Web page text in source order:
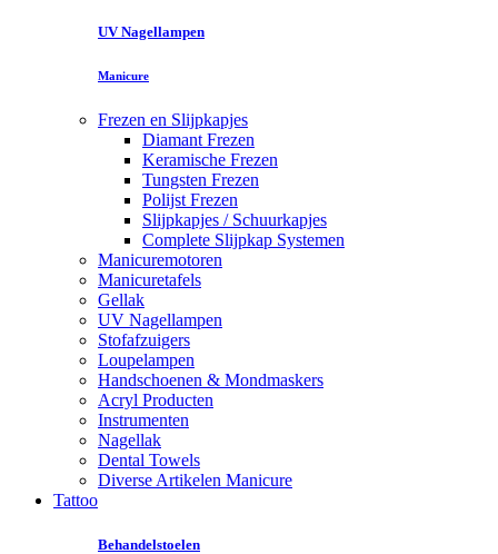
UV Nagellampen
Manicure
Frezen en Slijpkapjes
Diamant Frezen
Keramische Frezen
Tungsten Frezen
Polijst Frezen
Slijpkapjes / Schuurkapjes
Complete Slijpkap Systemen
Manicuremotoren
Manicuretafels
Gellak
UV Nagellampen
Stofafzuigers
Loupelampen
Handschoenen & Mondmaskers
Acryl Producten
Instrumenten
Nagellak
Dental Towels
Diverse Artikelen Manicure
Tattoo
Behandelstoelen